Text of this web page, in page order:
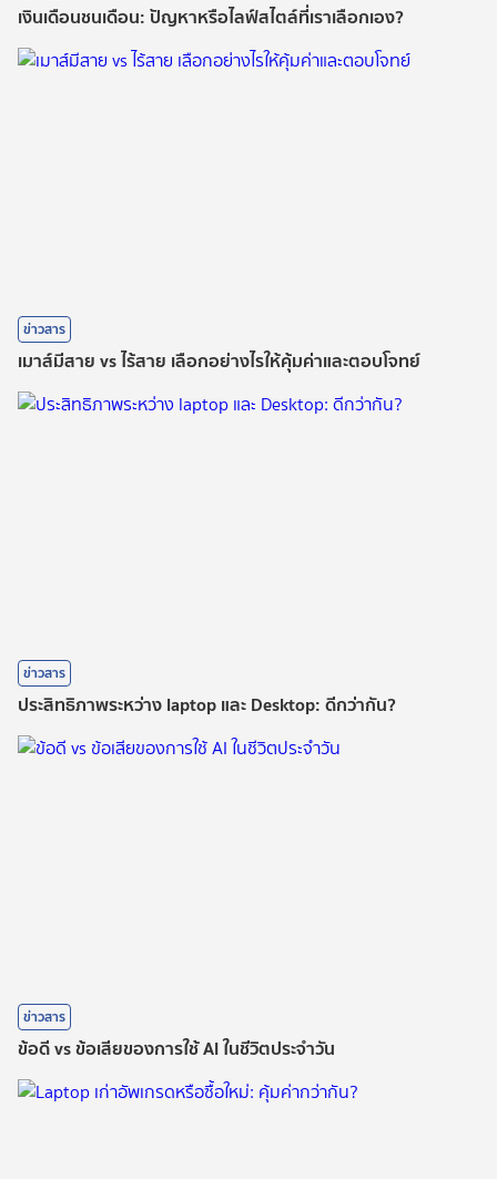
เงินเดือนชนเดือน: ปัญหาหรือไลฟ์สไตล์ที่เราเลือกเอง?
ข่าวสาร
เมาส์มีสาย vs ไร้สาย เลือกอย่างไรให้คุ้มค่าและตอบโจทย์
ข่าวสาร
ประสิทธิภาพระหว่าง laptop และ Desktop: ดีกว่ากัน?
ข่าวสาร
ข้อดี vs ข้อเสียของการใช้ AI ในชีวิตประจำวัน